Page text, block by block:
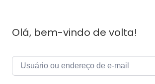
Olá, bem-vindo de volta!